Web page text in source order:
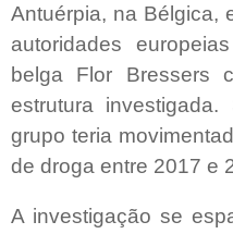
Antuérpia, na Bélgica,
autoridades
belga Flor Bressers
estrutura
grupo teria
de droga entre 2017 e
A investigação se